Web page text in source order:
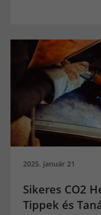
2025. január 21
Sikeres CO2
Tippek és